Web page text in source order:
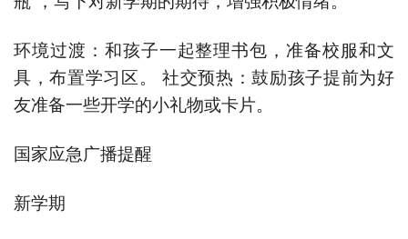
环境过渡：和孩子一起整理书包，准备校服和文
具，布置学习区。 社交预热：鼓励孩子提前为好
友准备一些开学的小礼物或卡片。
国家应急广播提醒
新学期